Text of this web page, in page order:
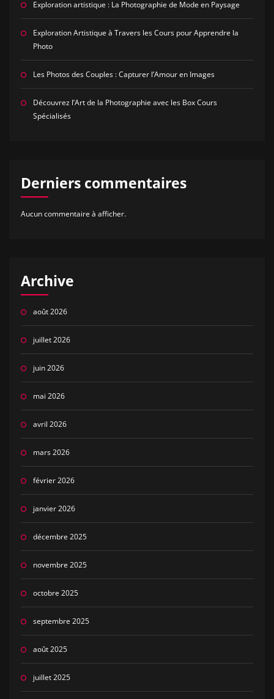
Exploration artistique : La Photographie de Mode en Paysage
Exploration Artistique à Travers les Cours pour Apprendre la
Photo
Les Photos des Couples : Capturer l’Amour en Images
Découvrez l’Art de la Photographie avec les Box Cours
Spécialisés
Derniers commentaires
Aucun commentaire à afficher.
Archive
août 2026
juillet 2026
juin 2026
mai 2026
avril 2026
mars 2026
février 2026
janvier 2026
décembre 2025
novembre 2025
octobre 2025
septembre 2025
août 2025
juillet 2025